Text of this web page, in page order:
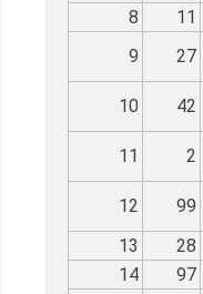
8
11
9
27
10 42
11 2
12 99
13
28
14
97